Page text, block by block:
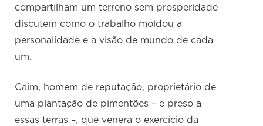
compartilham um terreno sem prosperidade
discutem como o trabalho moldou a
personalidade e a visão de mundo de cada
um.
Caim, homem de reputação, proprietário de
uma plantação de pimentões – e preso a
essas terras –, que venera o exercício da